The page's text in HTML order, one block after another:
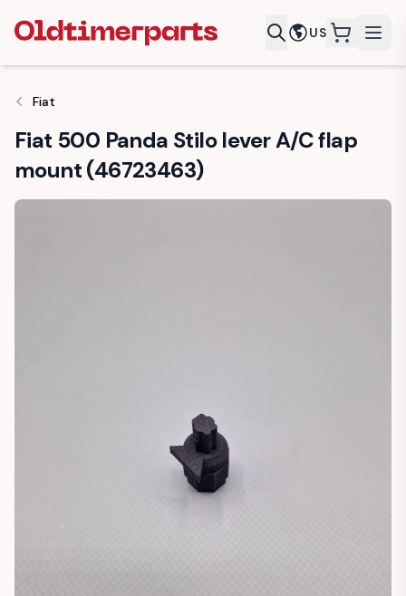
US
Fiat
Fiat 500 Panda Stilo lever A/C flap
mount (46723463)